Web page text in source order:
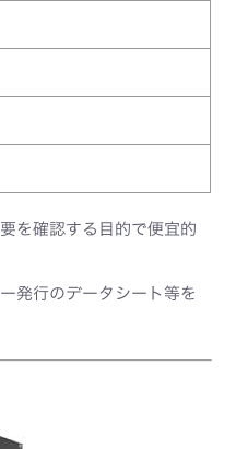
を確認する目的で便宜的
発行のデータシート等を